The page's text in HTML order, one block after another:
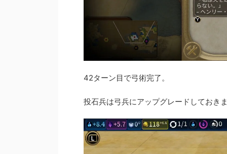
42ターン目で弓術完了。
投石兵は弓兵にアップグレードしておき